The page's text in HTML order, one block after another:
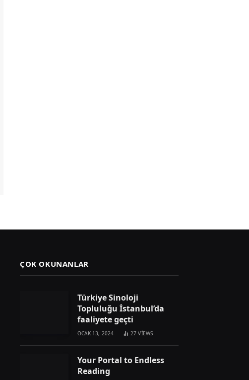
ÇOK OKUNANLAR
Türkiye Sinoloji
Topluluğu İstanbul’da
faaliyete geçti
OCAK 13, 2024 27VIEWS
Your Portal to Endless
Reading